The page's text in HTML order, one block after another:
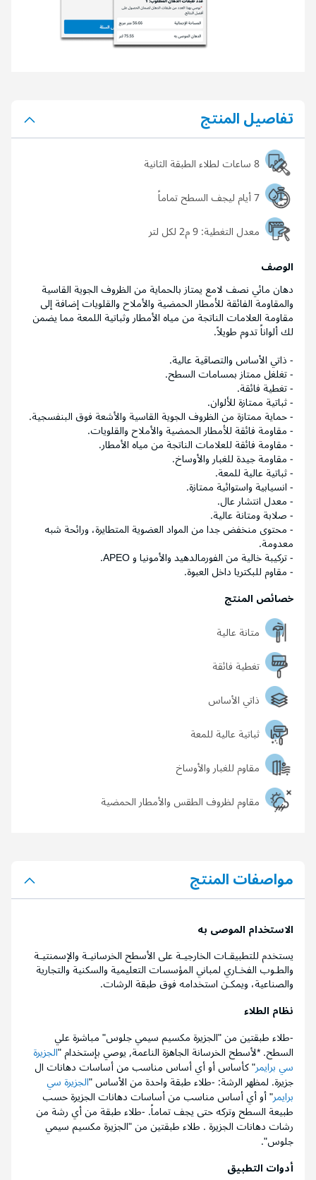
تفاصيل المنتج
8 ساعات لطلاء الطبقة الثانية
7 أيام ليجف السطح تماماً
معدل التغطية:
الوصف
دهان مائي نصف لامع يمتاز بالحماية من الظروف الجوية القاسية
والمقاومة الفائقة للأمطار الحمضية والأملاح والقلويات إضافة إلى
مقاومة العلامات الناتجة من مياه الأمطار وثباتية اللمعة مما يضمن
لك ألواناً تدوم طويلاً.
- ذاتي الأساس والتصاقية عالية.
- تغلغل ممتاز بمسامات السطح.
- تغطية فائقة.
- ثباتية ممتازة للألوان.
- حماية ممتازة من الظروف الجوية القاسية والأشعة فوق البنفسجية.
- مقاومة فائقة للأمطار الحمضية والأملاح والقلويات.
- مقاومة فائقة للعلامات الناتجة من مياه الأمطار.
- مقاومة جيدة للغبار والأوساخ.
- ثباتية عالية للمعة.
- انسيابية واستوائية ممتازة.
- معدل انتشار عال.
- صلابة ومتانة عالية.
- محتوى منخفض جدا من المواد العضوية المتطايرة، ورائحة شبه
معدومة.
- تركيبة خالية من الفورمالدهيد والأمونيا و APEO.
- مقاوم للبكتريا داخل العبوة.
خصائص المنتج
متانة عالية
تغطية فائقة
ذاتي الأساس
ثباتية عالية للمعة
مقاوم للغبار والأوساخ
مقاوم لظروف الطقس والأمطار الحمضية
مواصفات المنتج
الاستخدام الموصى به
يستخدم للتطبيقـات الخارجيـة على الأسطح الخرسانيـة والإسمنتيـة
والطـوب الفخـاري لمباني المؤسسات التعليمية والسكنية والتجارية
والصناعية، ويمكـن استخدامه فوق طبقة الرشات.
نظام الطلاء
-طلاء طبقتين من "الجزيرة مكسيم سيمي جلوس" مباشرة علي
السطح. *لأسطح الخرسانة الجاهزة الناعمة, يوصي بإستخدام "الجزيرة
سي برايمر" كأساس أو أي أساس مناسب من أساسات دهانات ال
جزيرة. لمظهر الرشة: -طلاء طبقة واحدة من الأساس "الجزيرة سي
برايمر" أو أي أساس مناسب من أساسات دهانات الجزيرة حسب
طبيعة السطح وتركه حتى يجف تماماً. -طلاء طبقة من أي رشة من
رشات دهانات الجزيرة . طلاء طبقتين من "الجزيرة مكسيم سيمي
جلوس".
أدوات التطبيق